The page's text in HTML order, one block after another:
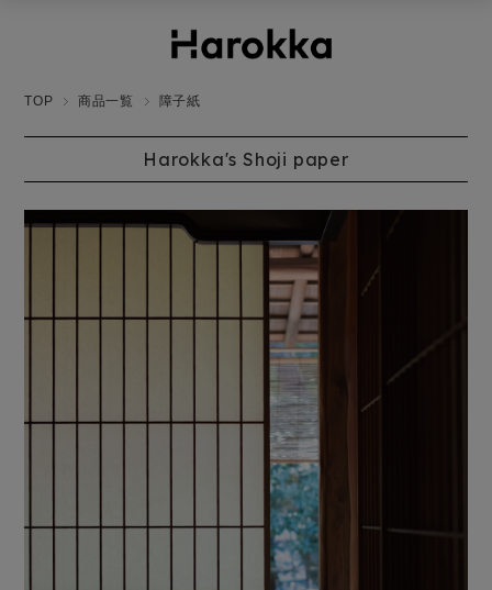
TOP 商品一覧 障子紙
Harokka's Shoji paper